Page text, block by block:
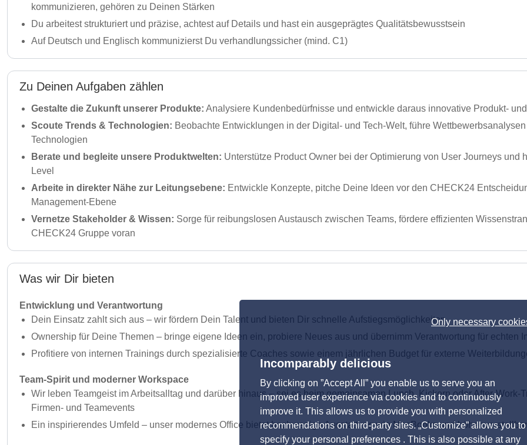
Only necessary
Incomparably delicious
By clicking on ”Accept All” you enable us to serve you an
improved user experience via cookies and to continuously
improve it. This allows us to provide you with personalized
recommendations on third-party sites. „Customize” allows you to
specify your personal preferences . This is also possible at any
kommunizieren, gehören zu Deinen Stärken
Du arbeitest strukturiert und präzise, achtest auf Details und hast ein ausgeprägtes Qualitätsbewusstsein
Auf Deutsch und Englisch kommunizierst Du verhandlungssicher (mind. C1)
Zu Deinen Aufgaben zählen
Gestalte die Zukunft unserer Produkte: Analysiere Kundenbedürfnisse und entwickle daraus innovative Produkt-
Scoute Trends & Technologien: Beobachte Entwicklungen in der Digital- und Tech-Welt, führe
Technologien
Berate und begleite unsere Produktwelten: Unterstütze Product Owner bei der Optimierung von User Journeys
Level
Arbeite in direkter Nähe zur Leitungsebene: Entwickle Konzepte, pitche Deine Ideen vor den CHECK24
Management-Ebene
Vernetze Stakeholder & Wissen: Sorge für reibungslosen Austausch zwischen Teams, fördere effizienten
CHECK24 Gruppe voran
Was wir Dir bieten
Entwicklung und Verantwortung
Dein Einsatz zahlt sich aus – wir fördern Dein Talent und bieten Dir schnelle Aufstiegsmöglichkeiten
Ownership für Deine Themen – bringe eigene Ideen ein, probiere Neues aus und übernimm Verantwortung für echten
Profitiere von internen Trainings durch spezialisierte Coaches sowie einem jährlichen Budget für externe
Team-Spirit und moderner Workspace
Wir leben Teamgeist im Arbeitsalltag und darüber hinaus – sei es beim gemeinsamen Lunch, Kickern oder After-
Firmen- und Teamevents
Ein inspirierendes Umfeld – unser modernes Office bietet hochwertige Ausstattung wie MacBooks und